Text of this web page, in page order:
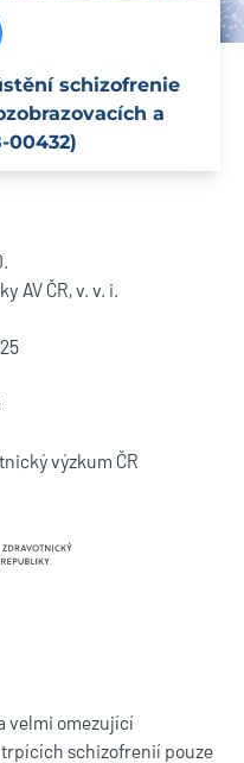
schizofrenie
a
00432)
AV ČR, v. v. i.
výzkum ČR
velmi omezující
trpících schizofrenií pouze